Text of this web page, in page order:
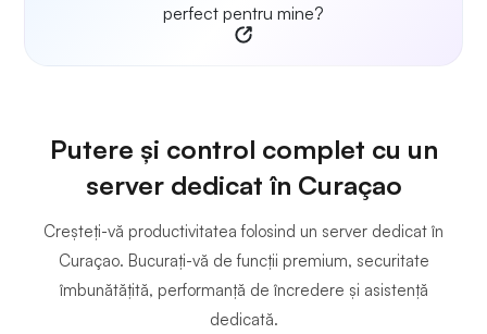
perfect pentru mine?
Putere și control complet cu un
server dedicat în Curaçao
Creșteți-vă productivitatea folosind un server dedicat în
Curaçao. Bucurați-vă de funcții premium, securitate
îmbunătățită, performanță de încredere și asistență
dedicată.